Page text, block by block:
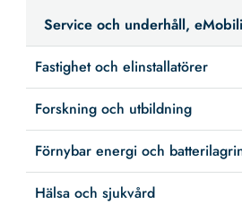
Service och underhåll,
Fastighet och elinstallatörer
Forskning och utbildning
Förnybar energi och
Hälsa och sjukvård